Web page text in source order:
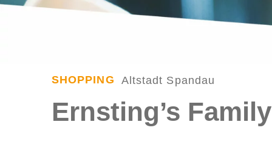
SHOPPING Altstadt Spandau
Ernsting’s Family